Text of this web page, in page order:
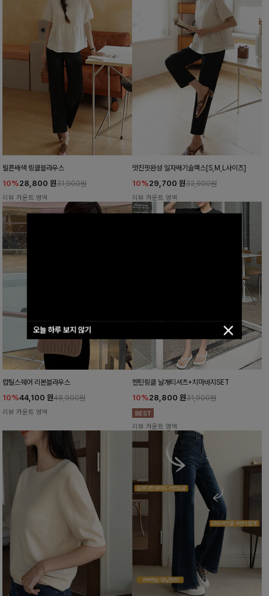
오늘 하루 보지 않기
릴픈배색 링클블라우스
10%28,800 원31,900원
리뷰 카운트 영역
멋진핏완성 일자배기슬랙스[S,M,L사이즈]
10%29,700 원32,900원
리뷰 카운트 영역
럽틸스퀘어 리본블라우스
10%44,100 원48,900원
리뷰 카운트 영역
헨틴링클 날개티셔츠+치마바지SET
10%28,800 원31,900원
리뷰 카운트 영역